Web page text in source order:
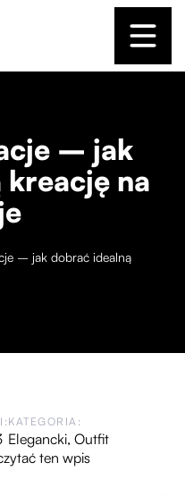
– jak
na
– jak dobrać idealną
KATEGORIA:
Elegancki, Outfit
ten wpis